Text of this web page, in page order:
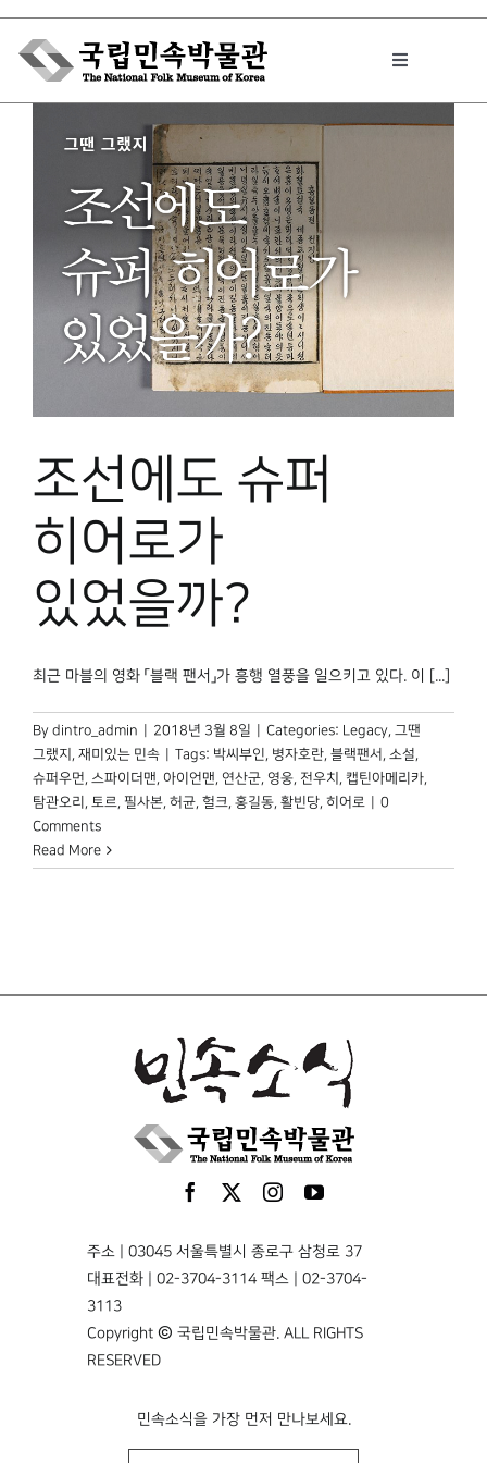
Skip
content
Toggle
박물관에서는
민속 인사이드
박물관 홈페이지
조선에도 슈퍼
히어로가
있었을까?
최근 마블의 영화 「블랙 팬서」가 흥행 열풍을 일으키고 있다. 이 [...]
By dintro_admin 2018년 3월 8일 Categories: Legacy, 그땐
그랬지 , 재미있는 민속 Tags: 박씨부인, 병자호란, 블랙팬서 , 소설,
슈퍼우먼, 스파이더맨, 아이언맨, 연산군, 영웅, 전우치 , 캡틴아메리카,
탐관오리 , 토르, 필사본, 허균, 헐크, 홍길동, 활빈당, 히어로
0
Comments
Read More
주소 | 03045 서울특별시 종로구 삼청로 37
대표전화 | 02-3704-3114 팩스 | 02-3704-
3113
Copyright © 국립민속박물관. ALL RIGHTS
RESERVED
민속소식을 가장 먼저 만나보세요.